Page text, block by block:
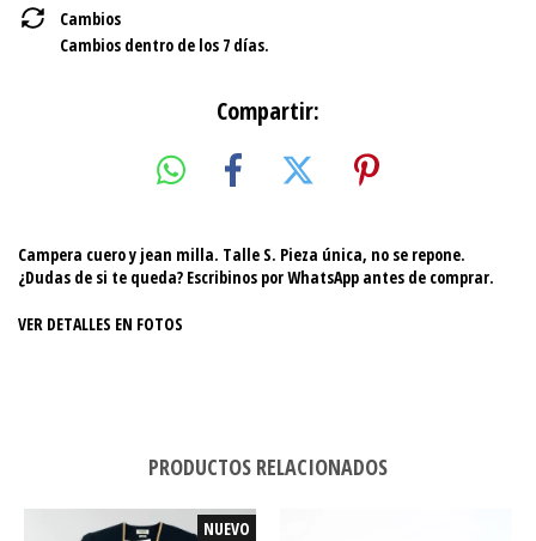
Cambios
Cambios dentro de los 7 días.
Compartir:
Campera cuero y jean milla. Talle S. Pieza única, no se repone.
¿Dudas de si te queda? Escribinos por WhatsApp antes de comprar.
VER DETALLES EN FOTOS
PRODUCTOS RELACIONADOS
NUEVO